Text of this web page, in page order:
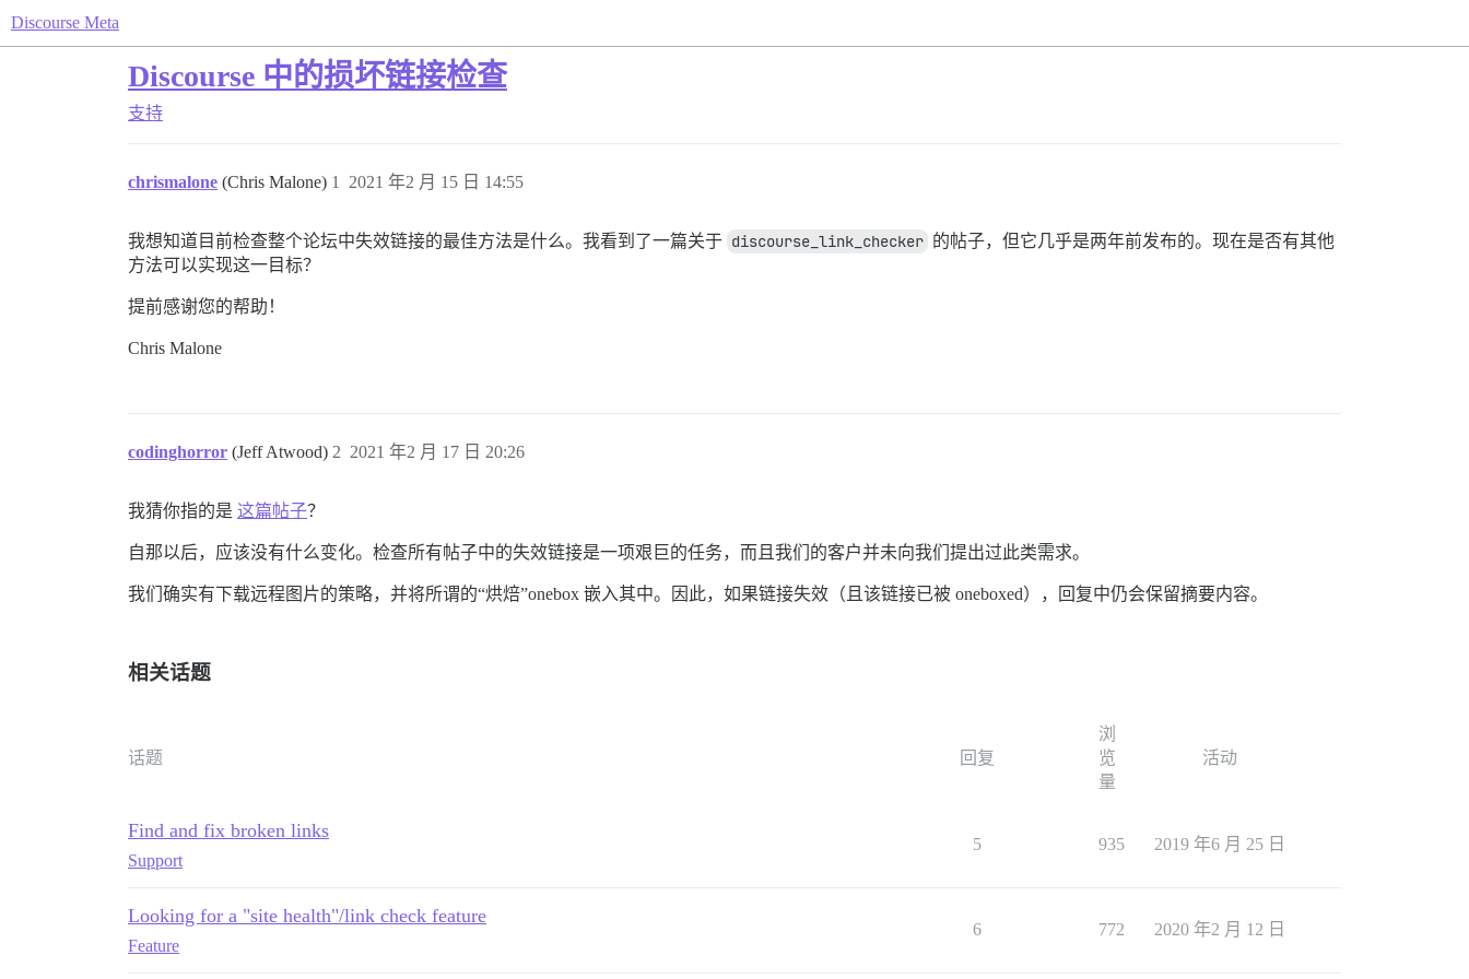
Discourse Meta
Discourse 中的损坏链接检查
支持
chrismalone (Chris Malone) 2021 年2 月 15 日 14:55
1
我想知道目前检查整个论坛中失效链接的最佳方法是什么。我看到了一篇关于 discourse_link_checker 的帖子，但它几乎是两年前发布的。现在是否有其他
方法可以实现这一目标？
提前感谢您的帮助！
Chris Malone
codinghorror (Jeff Atwood) 2021 年2 月 17 日 20:26
2
我猜你指的是 这篇帖子？
自那以后，应该没有什么变化。检查所有帖子中的失效链接是一项艰巨的任务，而且我们的客户并未向我们提出过此类需求。
我们确实有下载远程图片的策略，并将所谓的“烘焙”onebox 嵌入其中。因此，如果链接失效（且该链接已被 oneboxed），回复中仍会保留摘要内容。
相关话题
话题 回复
浏
览
量
活动
Find and fix broken links
Support
5 935 2019 年6 月 25 日
Looking for a "site health"/link check feature
Feature
6 772 2020 年2 月 12 日